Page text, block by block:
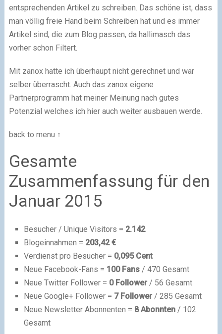
entsprechenden Artikel zu schreiben. Das schöne ist, dass
man völlig freie Hand beim Schreiben hat und es immer
Artikel sind, die zum Blog passen, da hallimasch das
vorher schon Filtert.
Mit zanox hatte ich überhaupt nicht gerechnet und war
selber überrascht. Auch das zanox eigene
Partnerprogramm hat meiner Meinung nach gutes
Potenzial welches ich hier auch weiter ausbauen werde.
back to menu ↑
Gesamte
Zusammenfassung für den
Januar 2015
Besucher / Unique Visitors = 2.142
Blogeinnahmen = 203,42 €
Verdienst pro Besucher = 0,095 Cent
Neue Facebook-Fans = 100 Fans/ 470 Gesamt
Neue Twitter Follower = 0 Follower/ 56 Gesamt
Neue Google+ Follower = 7 Follower/ 285 Gesamt
Neue Newsletter Abonnenten = 8 Abonnten/ 102
Gesamt